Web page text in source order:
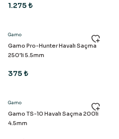
1.275 ₺
Gamo
Gamo Pro-Hunter Havalı Saçma
250'li 5.5mm
375 ₺
Gamo
Gamo TS-10 Havalı Saçma 200li
4.5mm